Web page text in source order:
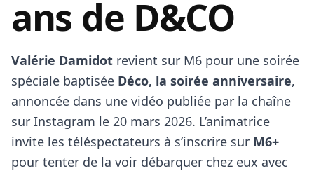
ans de D&CO
Valérie Damidot revient sur M6 pour une soirée
spéciale baptisée Déco, la soirée anniversaire,
annoncée dans une vidéo publiée par la chaîne
sur Instagram le 20 mars 2026. L’animatrice
invite les téléspectateurs à s’inscrire sur M6+
pour tenter de la voir débarquer chez eux avec